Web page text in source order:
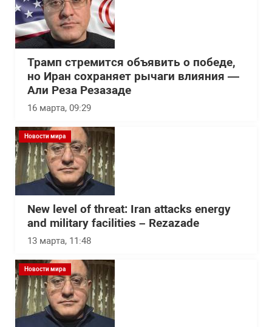
Трамп стремится объявить о победе,
но Иран сохраняет рычаги влияния —
Али Реза Резазаде
16 марта, 09:29
Новости мира
New level of threat: Iran attacks energy
and military facilities – Rezazade
13 марта, 11:48
Новости мира